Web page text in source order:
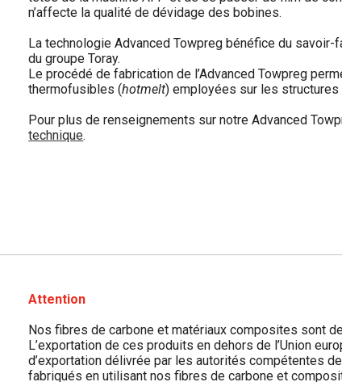
n’affecte la qualité de dévidage des bobines.
La technologie Advanced Towpreg bénéfice du
du groupe Toray.
Le procédé de fabrication de l’Advanced Towpreg
thermofusibles (hotmelt) employées sur les structures
Pour plus de renseignements sur notre Advanced
technique.
Attention
Nos fibres de carbone et matériaux composites sont
L’exportation de ces produits en dehors de l’Union
d’exportation délivrée par les autorités compétentes
fabriqués en utilisant nos fibres de carbone et